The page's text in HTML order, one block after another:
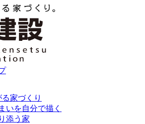
家づくり
いを自分で描く
添う家